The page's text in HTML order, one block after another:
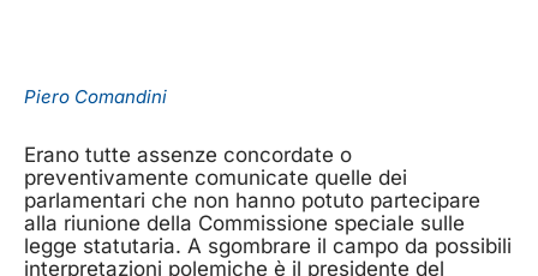
Piero Comandini
Erano tutte assenze concordate o
preventivamente comunicate quelle dei
parlamentari che non hanno potuto partecipare
alla riunione della Commissione speciale sulle
legge statutaria. A sgombrare il campo da possibili
interpretazioni polemiche è il presidente del